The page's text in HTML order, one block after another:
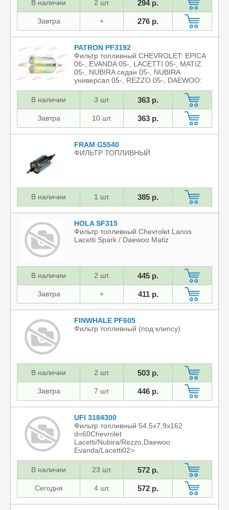
В наличии 2 шт. 294 р.
Завтра + 276 р.
PATRON PF3192
Фильтр топливный CHEVROLET: EPICA
06-, EVANDA 05-, LACETTI 05-, MATIZ
05-, NUBIRA седан 05-, NUBIRA
универсал 05-, REZZO 05-, DAEWOO:
В наличии
3 шт. 363 р.
Завтра 10 шт. 363 р.
FRAM G5540
ФИЛЬТР ТОПЛИВНЫЙ
В наличии 1 шт. 385 р.
HOLA SF315
Фильтр топливный Chevrolet Lanos
Lacetti Spark / Daewoo Matiz
В наличии 2 шт. 445 р.
Завтра + 411 р.
FINWHALE PF605
Фильтр топливный (под клипсу)
В наличии 2 шт. 503 р.
Завтра 7 шт. 446 р.
UFI 3184300
Фильтр топливный 54,5x7,9x162
d=60Chevrolet
Lacetti/Nubira/Rezzo,Daewoo
Evanda/Lacetti02>
В наличии 23 шт. 572 р.
Сегодня 4 шт. 572 р.